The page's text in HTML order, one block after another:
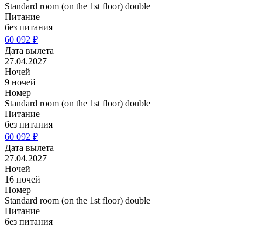
Standard room (on the 1st floor) double
Питание
без питания
60 092 ₽
Дата вылета
27.04.2027
Ночей
9 ночей
Номер
Standard room (on the 1st floor) double
Питание
без питания
60 092 ₽
Дата вылета
27.04.2027
Ночей
16 ночей
Номер
Standard room (on the 1st floor) double
Питание
без питания